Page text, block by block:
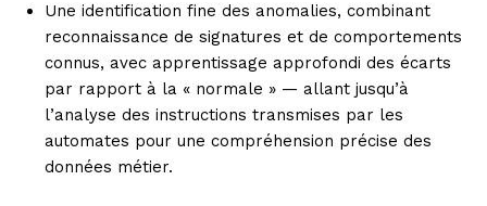
Une identification fine des anomalies, combinant
reconnaissance de signatures et de comportements
connus, avec apprentissage approfondi des écarts
par rapport à la « normale » — allant jusqu’à
l’analyse des instructions transmises par les
automates pour une compréhension précise des
données métier.